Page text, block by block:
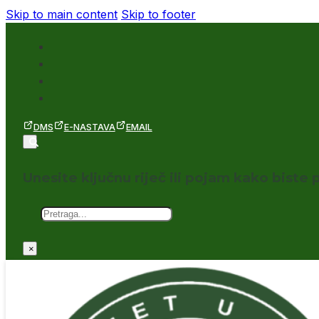
Skip to main content Skip to footer
DMS E-NASTAVA EMAIL
Unesite ključnu riječ ili pojam kako biste
Pretraga
×